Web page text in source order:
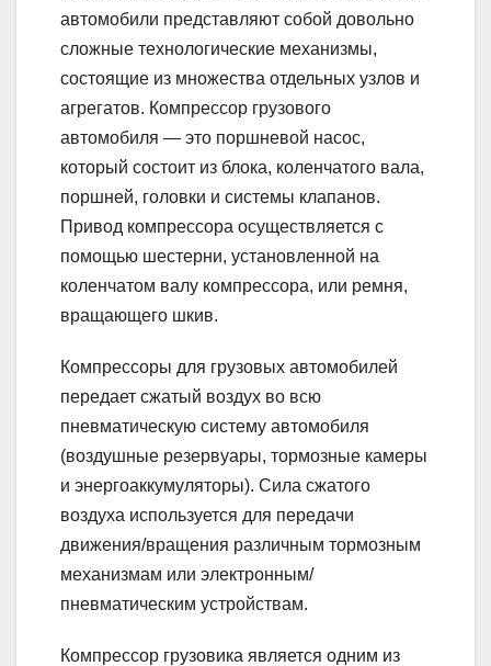
автомобили представляют собой довольно
сложные технологические механизмы,
состоящие из множества отдельных узлов и
агрегатов. Компрессор грузового
автомобиля — это поршневой насос,
который состоит из блока, коленчатого вала,
поршней, головки и системы клапанов.
Привод компрессора осуществляется с
помощью шестерни, установленной на
коленчатом валу компрессора, или ремня,
вращающего шкив.
Компрессоры для грузовых автомобилей
передает сжатый воздух во всю
пневматическую систему автомобиля
(воздушные резервуары, тормозные камеры
и энергоаккумуляторы). Сила сжатого
воздуха используется для передачи
движения/вращения различным тормозным
механизмам или электронным/
пневматическим устройствам.
Компрессор грузовика является одним из